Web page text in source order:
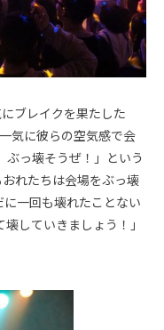
ブレイクを果たした
気に彼らの空気感で会
ぶっ壊そうぜ！」という
れたちは会場をぶっ壊
に一回も壊れたことない
していきましょう！」